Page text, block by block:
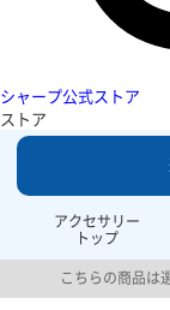
シャープ公式ストア
ストア
アクセサリー
トップ
こちらの商品は